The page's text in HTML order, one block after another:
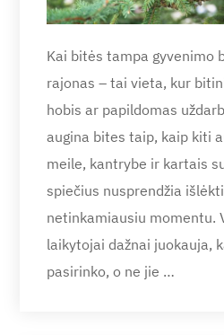
Kai bitės tampa gyvenimo
rajonas – tai vieta, kur
hobis ar papildomas
augina bites taip, kaip kiti
meile, kantrybe ir kartais
spiečius nusprendžia
netinkamiausiu momentu.
laikytojai dažnai juokauja,
pasirinko, o ne jie …